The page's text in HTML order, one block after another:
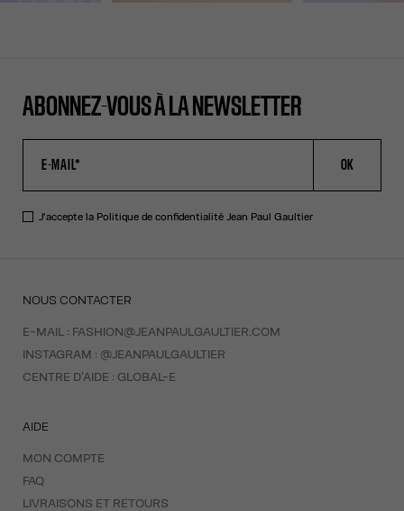
ABONNEZ-VOUS À LA NEWSLETTER
OK
J'accepte la Politique de confidentialitéJean Paul Gaultier
NOUS CONTACTER
E-MAIL : FASHION@JEANPAULGAULTIER.COM
INSTAGRAM : @JEANPAULGAULTIER
CENTRE D'AIDE : GLOBAL-E
AIDE
MON COMPTE
FAQ
LIVRAISONS ET RETOURS